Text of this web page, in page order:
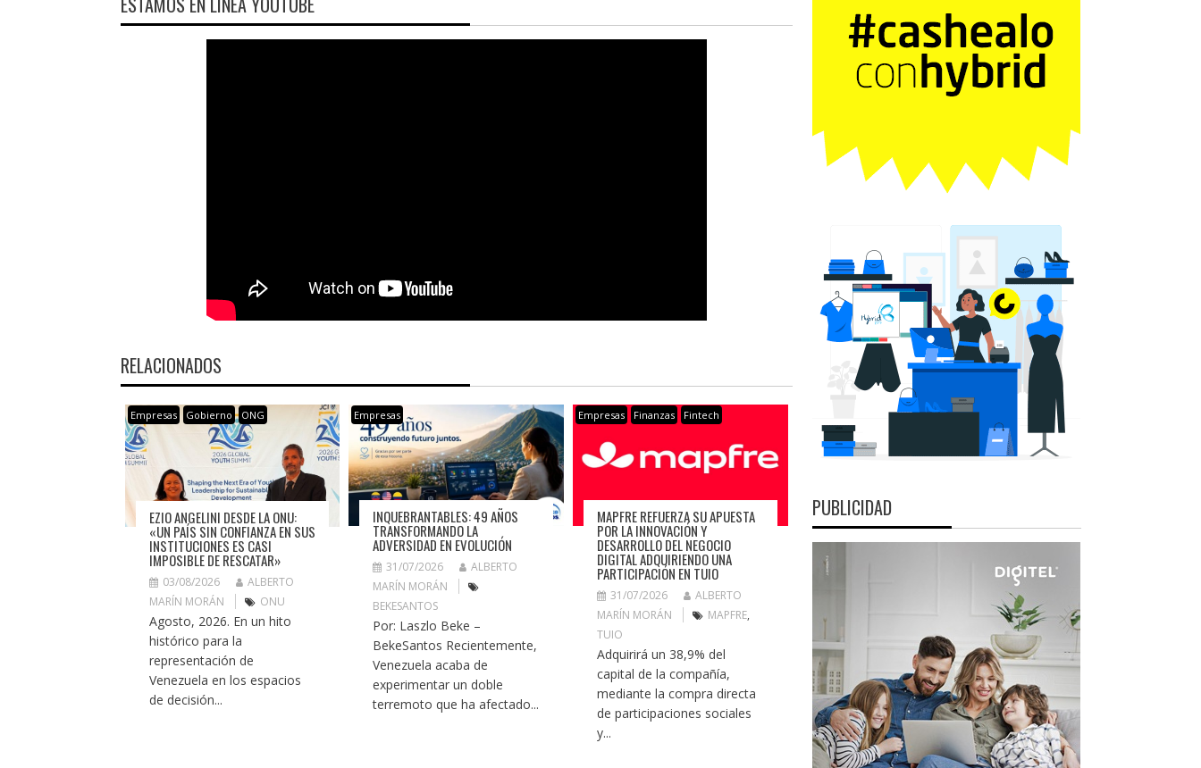
RELACIONADOS
Empresas Gobierno ONG
EZIO ANGELINI DESDE LA ONU:
«UN PAÍS SIN CONFIANZA EN SUS
INSTITUCIONES ES CASI
IMPOSIBLE DE RESCATAR»
03/08/2026
ALBERTO
MARÍN MORÁN
ONU
Agosto, 2026. En un hito
histórico para la
representación de
Venezuela en los espacios
de decisión...
Empresas
INQUEBRANTABLES: 49 AÑOS
TRANSFORMANDO LA
ADVERSIDAD EN EVOLUCIÓN
31/07/2026
ALBERTO
MARÍN MORÁN
BEKESANTOS
Por: Laszlo Beke –
BekeSantos Recientemente,
Venezuela acaba de
experimentar un doble
terremoto que ha afectado...
Empresas Finanzas Fintech
MAPFRE REFUERZA SU APUESTA
POR LA INNOVACIÓN Y
DESARROLLO DEL NEGOCIO
DIGITAL ADQUIRIENDO UNA
PARTICIPACIÓN EN TUIO
31/07/2026
ALBERTO
MARÍN MORÁN
MAPFRE,
TUIO
Adquirirá un 38,9% del
capital de la compañía,
mediante la compra directa
de participaciones sociales
y...
PUBLICIDAD